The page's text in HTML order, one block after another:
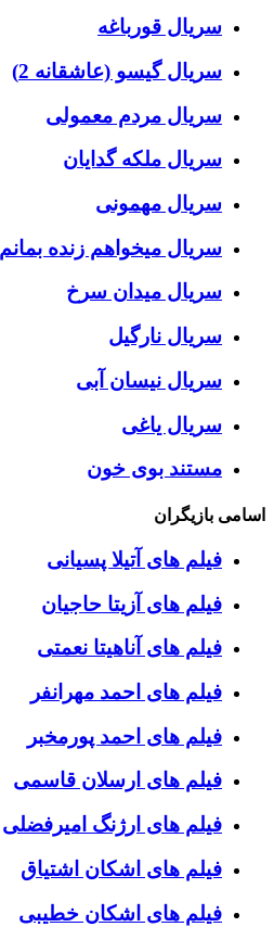
سریال قورباغه
سریال گیسو (عاشقانه 2)
سریال مردم معمولی
سریال ملکه گدایان
سریال مهمونی
سریال میخواهم زنده بمانم
سریال میدان سرخ
سریال نارگیل
سریال نیسان آبی
سریال یاغی
مستند بوی خون
اسامی بازیگران
فیلم های آتیلا پسیانی
فیلم های آزیتا حاجیان
فیلم های آناهیتا نعمتی
فیلم های احمد مهرانفر
فیلم های احمد پورمخبر
فیلم های ارسلان قاسمی
فیلم های ارژنگ امیرفضلی
فیلم های اشکان اشتیاق
فیلم های اشکان خطیبی